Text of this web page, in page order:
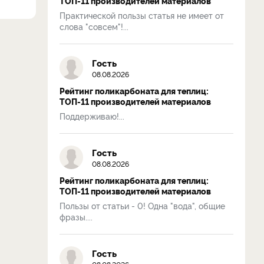
Практической пользы статья не имеет от
слова "совсем"!...
Гость
08.08.2026
Рейтинг поликарбоната для теплиц:
ТОП-11 производителей материалов
Поддерживаю!...
Гость
08.08.2026
Рейтинг поликарбоната для теплиц:
ТОП-11 производителей материалов
Пользы от статьи - 0! Одна "вода", общие
фразы....
Гость